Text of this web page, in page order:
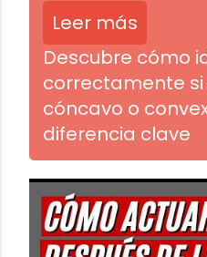
Leer más
Descubre cómo
correctamente si
cóncavo o
diferencia clave